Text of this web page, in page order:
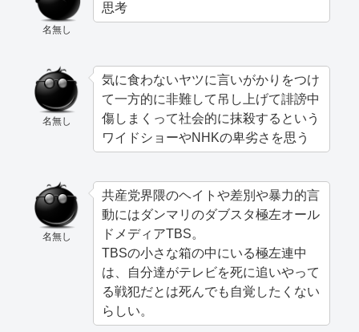
名無し
思考
名無し
気に食わないヤツに言いがかりをつけ
て一方的に非難して吊し上げて誹謗中
傷しまくって社会的に抹殺するという
ワイドショーやNHKの卑劣さを思う
名無し
共産党界隈のヘイトや差別や暴力的言
動にはダンマリのダブスタ極左オール
ドメディアTBS。
TBSの小さな箱の中にいる極左連中
は、自分達がテレビを死に追いやって
る戦犯だとは死んでも自覚したくない
らしい。